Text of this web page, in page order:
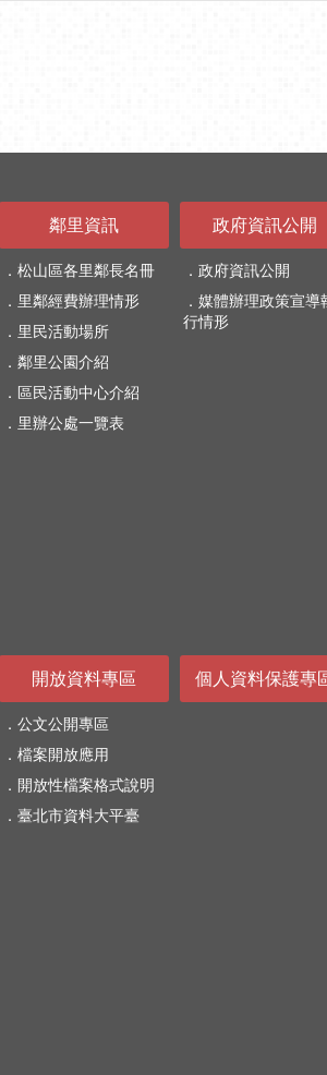
鄰里資訊
松山區各里鄰長名冊
里鄰經費辦理情形
里民活動場所
鄰里公園介紹
區民活動中心介紹
里辦公處一覽表
政府資訊公開
政府資訊公開
媒體辦理政策宣導
行情形
開放資料專區
公文公開專區
檔案開放應用
開放性檔案格式說明
臺北市資料大平臺
個人資料保護專